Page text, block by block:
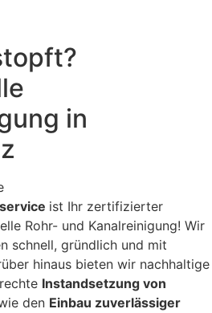
in
ist Ihr zertifizierter
Rohr- und Kanalreinigung! Wir
schnell, gründlich und mit
hinaus bieten wir nachhaltige
Instandsetzung von
den Einbau zuverlässiger